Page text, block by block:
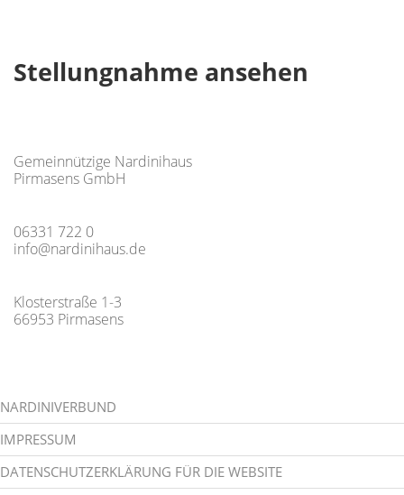
Stellungnahme ansehen
Gemeinnützige Nardinihaus
Pirmasens GmbH
06331 722 0
info@nardinihaus.de
Klosterstraße 1-3
66953 Pirmasens
NARDINIVERBUND
IMPRESSUM
DATENSCHUTZERKLÄRUNG FÜR DIE WEBSITE